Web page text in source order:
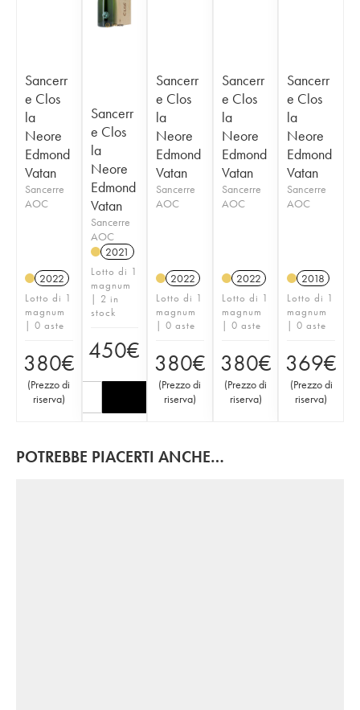
Sancerr
e Clos
la
Neore
Edmond
Vatan
Sancerre
AOC
2022
Lotto di 1
magnum
| 0 aste
380€
(Prezzo di
riserva)
Sancerr
e Clos
la
Neore
Edmond
Vatan
Sancerre
AOC
2021
Lotto di 1
magnum
| 2 in
stock
450€
Sancerr
e Clos
la
Neore
Edmond
Vatan
Sancerre
AOC
2022
Lotto di 1
magnum
| 0 aste
380€
(Prezzo di
riserva)
Sancerr
e Clos
la
Neore
Edmond
Vatan
Sancerre
AOC
2022
Lotto di 1
magnum
| 0 aste
380€
(Prezzo di
riserva)
Sancerr
e Clos
la
Neore
Edmond
Vatan
Sancerre
AOC
2018
Lotto di 1
magnum
| 0 aste
369€
(Prezzo di
riserva)
POTREBBE PIACERTI ANCHE…